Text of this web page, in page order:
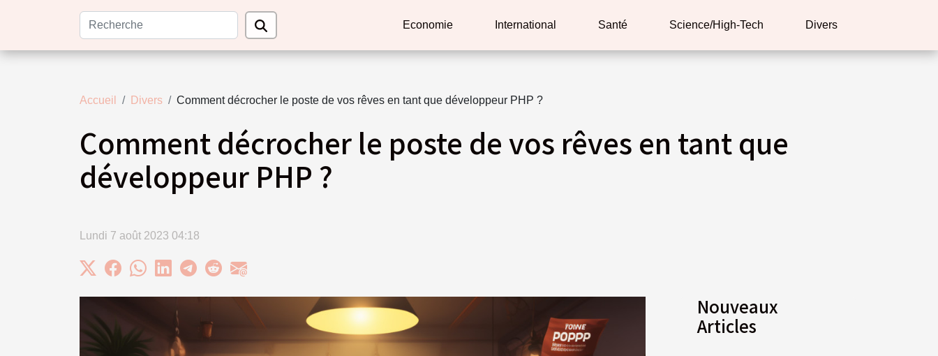
Economie International Santé Science/High-Tech Divers
Accueil Divers Comment décrocher le poste de vos rêves en tant que développeur PHP ?
Comment décrocher le poste de vos rêves en tant que
développeur PHP ?
Lundi 7 août 2023 04:18
Nouveaux
Articles